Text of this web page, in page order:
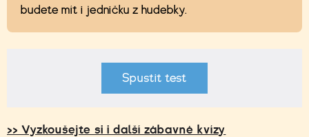
budete mít i jedničku z hudebky.
Spustit test
>> Vyzkoušejte si i další zábavné kvízy